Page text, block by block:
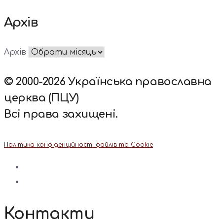
Архів
Архів
© 2000-2026 Українська православна
церква (ПЦУ)
Всі права захищені.
Політика конфіденційності файлів та Cookie
Контакти